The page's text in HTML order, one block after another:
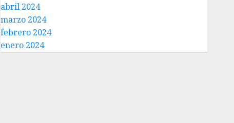
abril 2024
marzo 2024
febrero 2024
enero 2024